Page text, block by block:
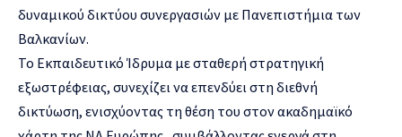
δυναμικού δικτύου συνεργασιών με Πανεπιστήμια των
Βαλκανίων.
Το Εκπαιδευτικό Ίδρυμα με σταθερή στρατηγική
εξωστρέφειας, συνεχίζει να επενδύει στη διεθνή
δικτύωση, ενισχύοντας τη θέση του στον ακαδημαϊκό